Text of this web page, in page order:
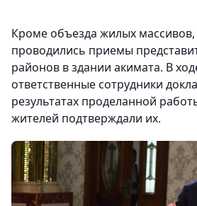
Кроме объезда жилых
проводились приемы
районов в здании акимата. В
ответственные сотрудники
результатах проделанной
жителей подтверждали их.